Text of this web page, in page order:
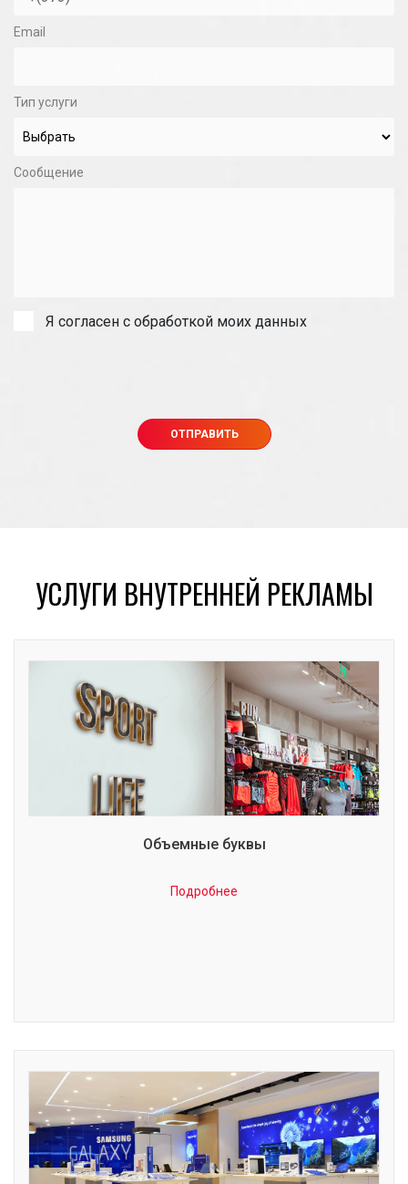
Email
Тип услуги
Сообщение
Я согласен с обработкой моих данных
УСЛУГИ ВНУТРЕННЕЙ РЕКЛАМЫ
Объемные буквы
Подробнее